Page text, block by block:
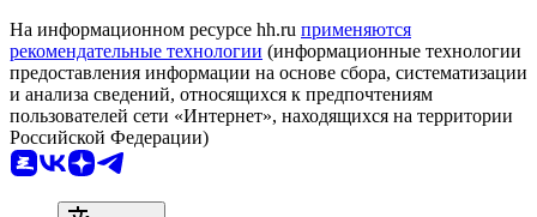
На информационном ресурсе hh.ru применяются
рекомендательные технологии (информационные технологии
предоставления информации на основе сбора, систематизации
и анализа сведений, относящихся к предпочтениям
пользователей сети «Интернет», находящихся на территории
Российской Федерации)